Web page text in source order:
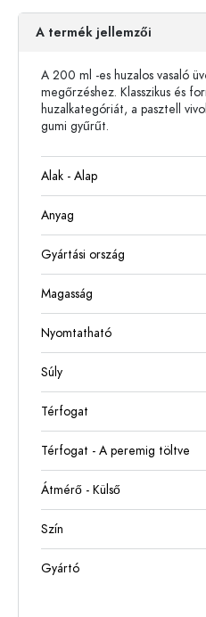
A termék jellemzői
A 200 ml -es huzalos vasaló
megőrzéshez. Klasszikus és
huzalkategóriát, a pasztell
gumi gyűrűt.
Alak - Alap
Anyag
Gyártási ország
Magasság
Nyomtatható
Súly
Térfogat
Térfogat - A peremig töltve
Átmérő - Külső
Szín
Gyártó